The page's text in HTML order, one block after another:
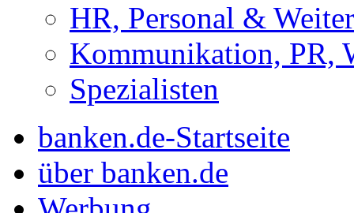
HR, Personal &
Kommunikation, PR,
Spezialisten
banken.de-Startseite
über banken.de